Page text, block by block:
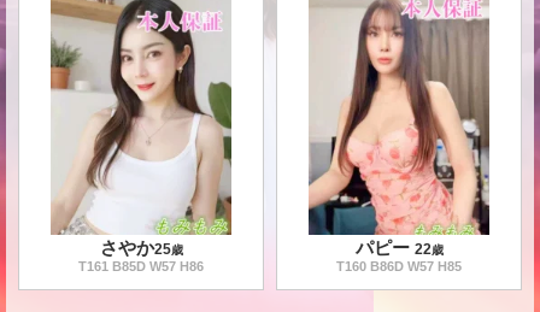
さやか25歳
T161 B85D W57 H86
パピー 22歳
T160 B86D W57 H85